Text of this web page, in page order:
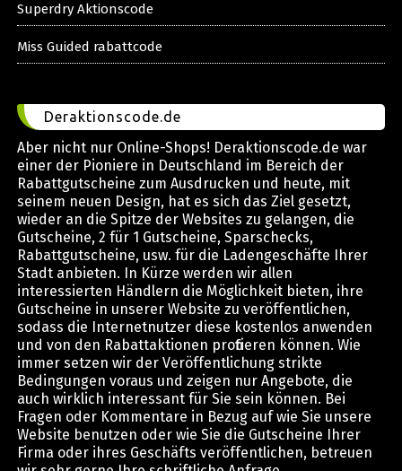
Superdry Aktionscode
Miss Guided rabattcode
Deraktionscode.de
Aber nicht nur Online-Shops! Deraktionscode.de war
einer der Pioniere in Deutschland im Bereich der
Rabattgutscheine zum Ausdrucken und heute, mit
seinem neuen Design, hat es sich das Ziel gesetzt,
wieder an die Spitze der Websites zu gelangen, die
Gutscheine, 2 für 1 Gutscheine, Sparschecks,
Rabattgutscheine, usw. für die Ladengeschäfte Ihrer
Stadt anbieten. In Kürze werden wir allen
interessierten Händlern die Möglichkeit bieten, ihre
Gutscheine in unserer Website zu veröffentlichen,
sodass die Internetnutzer diese kostenlos anwenden
und von den Rabattaktionen profitieren können. Wie
immer setzen wir der Veröffentlichung strikte
Bedingungen voraus und zeigen nur Angebote, die
auch wirklich interessant für Sie sein können. Bei
Fragen oder Kommentare in Bezug auf wie Sie unsere
Website benutzen oder wie Sie die Gutscheine Ihrer
Firma oder ihres Geschäfts veröffentlichen, betreuen